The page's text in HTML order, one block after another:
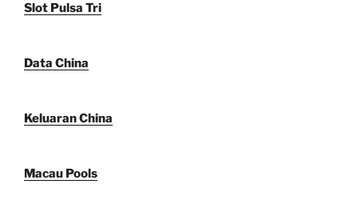
Slot Pulsa Tri
Data China
Keluaran China
Macau Pools